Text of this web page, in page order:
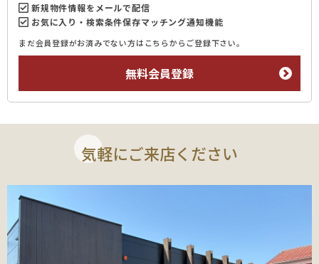
新規物件情報をメールで配信
お気に入り・検索条件保存マッチング通知機能
まだ会員登録がお済みでない方はこちらからご登録下さい。
無料会員登録
気軽にご来店ください